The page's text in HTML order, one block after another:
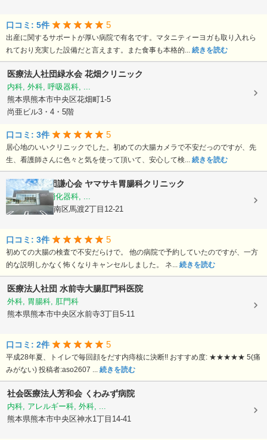
口コミ: 5件 5
出産に関するサポートが厚い病院で有名です。マタニティーヨガも取り入れら
れており充実した設備だと言えます。また食事も本格的... 続きを読む
医療法人社団緑水会 花畑クリニック
内科, 外科, 呼吸器科, ...
熊本県熊本市中央区花畑町1-5
尚亜ビル3・4・5階
口コミ: 3件 5
居心地のいいクリニックでした。初めての大腸カメラで不安だっのですが、先
生、看護師さんに色々と気を使って頂いて、安心して検... 続きを読む
医療法人社団謙心会 ヤマサキ胃腸科クリニック
内科, 外科, 消化器科, ...
熊本県熊本市南区馬渡2丁目12-21
口コミ: 3件 5
初めての大腸の検査で不安だらけで。 他の病院で予約していたのですが、一方
的な説明しかなく怖くなりキャンセルしました。 ネ... 続きを読む
医療法人社団 水前寺大腸肛門科医院
外科, 胃腸科, 肛門科
熊本県熊本市中央区水前寺3丁目5-11
口コミ: 2件 5
平成28年夏、トイレで毎回顔をだす内痔核に決断!! おすすめ度: ★★★★★ 5(痛
みがない) 投稿者:aso2607 ... 続きを読む
社会医療法人芳和会 くわみず病院
内科, アレルギー科, 外科, ...
熊本県熊本市中央区神水1丁目14-41